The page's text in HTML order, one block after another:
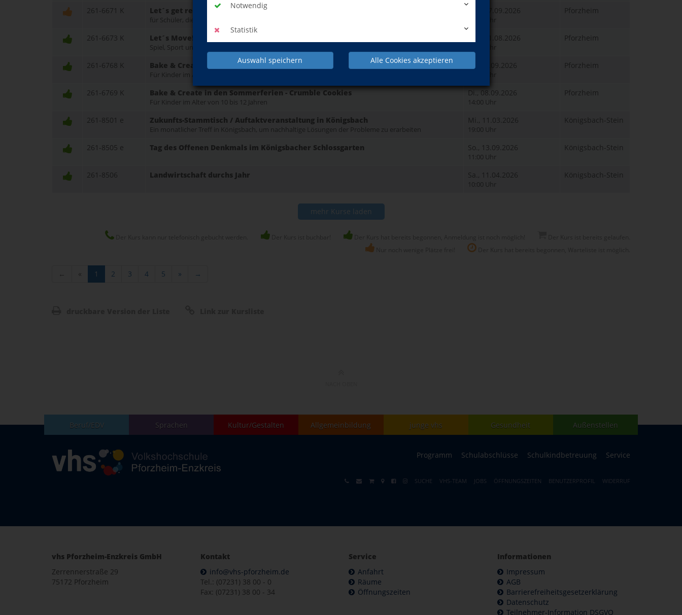
Notwendig
Statistik
Auswahl speichern Alle Cookies akzeptieren
261-6671 K Let´s get ready for the 6th grade! Englisch-Intensivkurs
für Schüler, die in Klasse 6 kommen
Mo., 07.09.2026
10:30 Uhr
Pforzheim
261-6673 K Let´s Move! Englisch lernen in Bewegung
Spiel, Sport und Sprache für Grundschüler
Mo., 31.08.2026
09:00 Uhr
Pforzheim
261-6768 K Bake & Create in den Sommerferien - Cupcakes
Für Kinder im Alter von 10 bis 12 Jahren
Di., 01.09.2026
14:00 Uhr
Pforzheim
261-6769 K Bake & Create in den Sommerferien - Crumble Cookies
Für Kinder im Alter von 10 bis 12 Jahren
Di., 08.09.2026
14:00 Uhr
Pforzheim
261-8501 e Zukunfts-Stammtisch / Auftaktveranstaltung in Königsbach
Ein monatlicher Treff in Königsbach, um nachhaltige Lösungen der Probleme zu erarbeiten
Mi., 11.03.2026
19:00 Uhr
Königsbach-Stein
261-8505 e Tag des Offenen Denkmals im Königsbacher Schlossgarten So., 13.09.2026
11:00 Uhr
Königsbach-Stein
261-8506 Landwirtschaft durchs Jahr Sa., 11.04.2026
10:00 Uhr
Königsbach-Stein
mehr Kurse laden
← « 1 2 3 4 5 » →
Beruf/EDV Sprachen Kultur/Gestalten Allgemeinbildung junge vhs Gesundheit Außenstellen
Programm Schulabschlüsse Schulkindbetreuung Service
SUCHE VHS-TEAM JOBS ÖFFNUNGSZEITEN BENUTZERPROFIL WIDERRUF
vhs Pforzheim-Enzkreis GmbH
Zerrennerstraße 29
75172 Pforzheim
Kontakt
info@vhs-pforzheim.de
Tel.: (07231) 38 00 - 0
Fax: (07231) 38 00 - 34
Service
Anfahrt
Räume
Öffnungszeiten
Informationen
Impressum
AGB
Barrierefreiheitsgesetzerklärung
Datenschutz
Teilnehmer-Information DSGVO